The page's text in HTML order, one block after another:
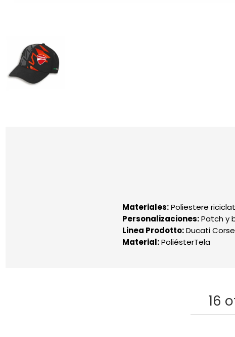
Materiales:Poliestere
Personalizaciones:Patch y
Linea Prodotto:Ducati Corse
Material:PoliésterTela
16